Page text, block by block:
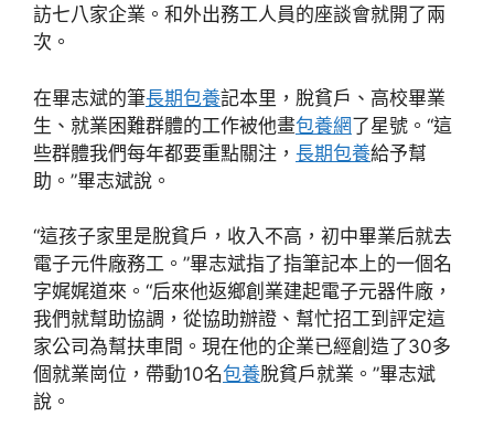
訪七八家企業。和外出務工人員的座談會就開了兩
次。
在畢志斌的筆長期包養記本里，脫貧戶、高校畢業
生、就業困難群體的工作被他畫包養網了星號。“這
些群體我們每年都要重點關注， 長期包養給予幫
助。”畢志斌說。
“這孩子家里是脫貧戶，收入不高，初中畢業后就去
電子元件廠務工。”畢志斌指了指筆記本上的一個名
字娓娓道來。“后來他返鄉創業建起電子元器件廠，
我們就幫助協調，從協助辦證、幫忙招工到評定這
家公司為幫扶車間。現在他的企業已經創造了30多
個就業崗位，帶動10名包養脫貧戶就業。”畢志斌
說。